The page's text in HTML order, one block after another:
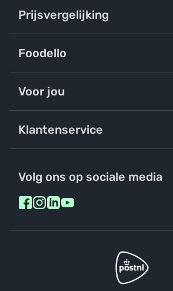
Prijsvergelijking
Foodello
Voor jou
Klantenservice
Volg ons op sociale media